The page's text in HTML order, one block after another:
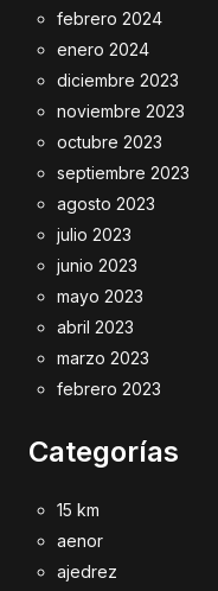
febrero 2024
enero 2024
diciembre 2023
noviembre 2023
octubre 2023
septiembre 2023
agosto 2023
julio 2023
junio 2023
mayo 2023
abril 2023
marzo 2023
febrero 2023
Categorías
15 km
aenor
ajedrez